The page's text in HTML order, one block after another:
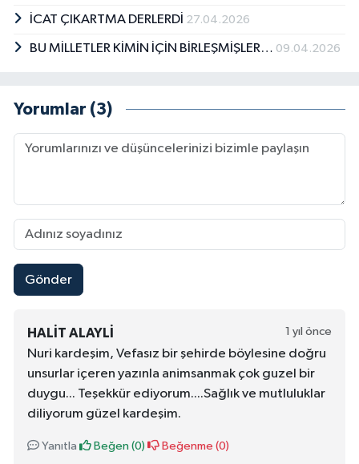
İCAT ÇIKARTMA DERLERDİ 27.04.2026
BU MİLLETLER KİMİN İÇİN BİRLEŞMİŞLER… 09.04.2026
Yorumlar (3)
Gönder
HALIT ALAYLI 1 yıl önce
Nuri kardeşim, Vefasız bir şehirde böylesine doğru
unsurlar içeren yazınla animsanmak çok guzel bir
duygu... Teşekkür ediyorum....Sağlık ve mutluluklar
diliyorum güzel kardeşim.
Yanıtla Beğen (0) Beğenme (0)